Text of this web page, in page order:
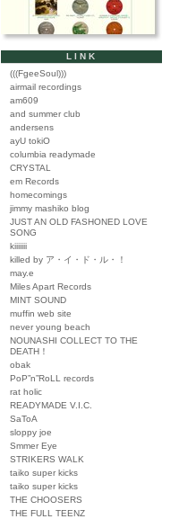
LINK
(((FgeeSoul)))
airmail recordings
am609
and summer club
andersens
ayU tokiO
columbia readymade
CRYSTAL
em Records
homecomings
jimmy mashiko blog
JUST AN OLD FASHONED LOVE
SONG
kiiiiiii
killed by ア・イ・ド・ル・！
may.e
Miles Apart Records
MINT SOUND
muffin web site
never young beach
NOUNASHI COLLECT TO THE
DEATH！
obak
PoP”n”RoLL records
rat holic
READYMADE V.I.C.
SaToA
sloppy joe
Smmer Eye
STRIKERS WALK
taiko super kicks
taiko super kicks
THE CHOOSERS
THE FULL TEENZ